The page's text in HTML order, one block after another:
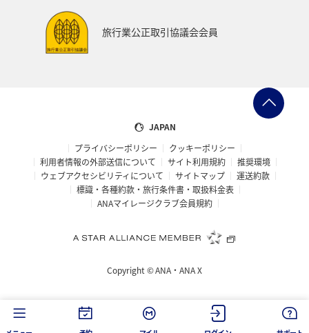
日本の歴史・文化・芸術
ANAグルメマイル
旅行業公正取引協議会会員
JAPAN
プライバシーポリシー
クッキーポリシー
利用者情報の外部送信について
サイト利用規約
推奨環境
ウェブアクセシビリティについて
サイトマップ
運送約款
標識・各種約款・旅行条件書・取扱料金表
ANAマイレージクラブ会員規約
Copyright ©ANA・ANA X